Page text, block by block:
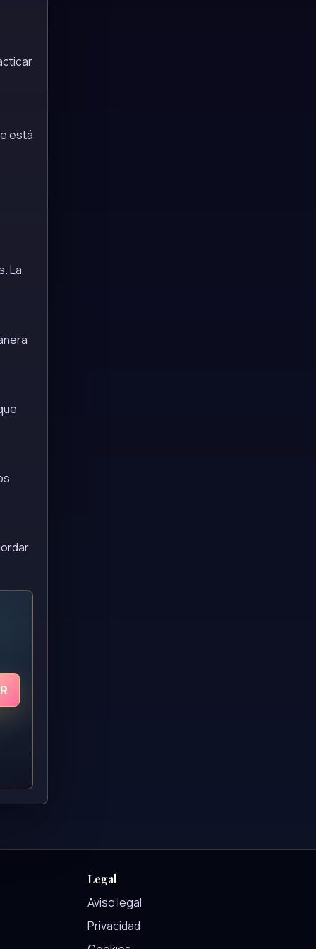
está
La
Legal
Aviso legal
Privacidad